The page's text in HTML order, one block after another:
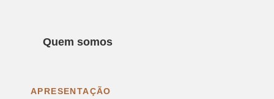
Quem somos
APRESENTAÇÃO